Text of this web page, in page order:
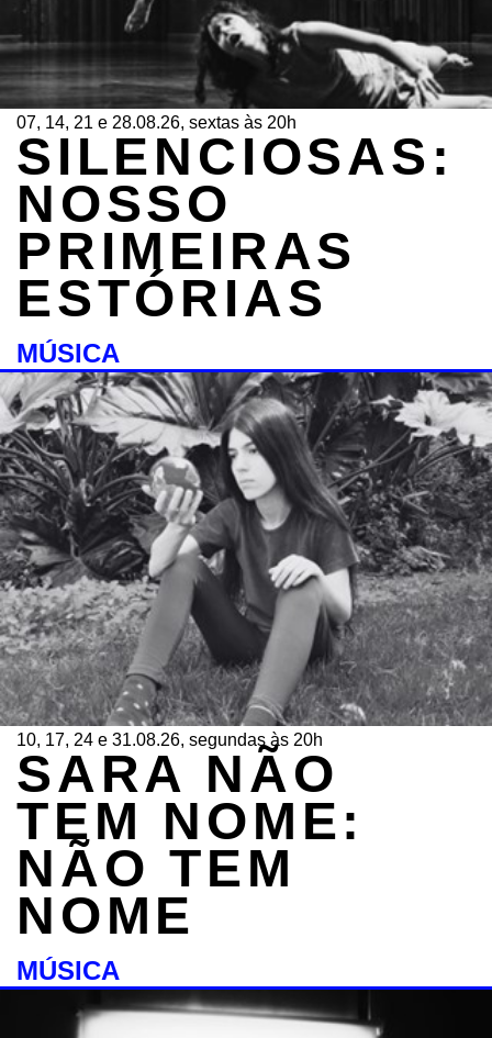
07, 14, 21 e 28.08.26, sextas às 20h
SILENCIOSAS:
NOSSO
PRIMEIRAS
ESTÓRIAS
MÚSICA
10, 17, 24 e 31.08.26, segundas às 20h
SARA NÃO
TEM NOME:
NÃO TEM
NOME
MÚSICA